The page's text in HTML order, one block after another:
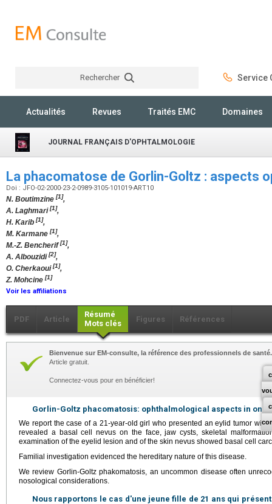
Rechercher Service
Actualités Revues Traités EMC Domaines
JOURNAL FRANÇAIS D'OPHTALMOLOGIE
La phacomatose de Gorlin-Goltz : aspects
Doi : JFO-02-2000-23-2-0989-3105-101019-ART10
N. Boutimzine [1],
A. Laghmari[1],
H. Karib [1],
M. Karmane [1],
M.-Z. Bencherif[1],
A. Albouzidi[2],
O. Cherkaoui[1],
Z. Mohcine [1]
Voir les affiliations
PDF Article
Résumé
Mots clés
Figures Références
Bienvenue sur EM-consulte, la référence des professionnels de santé.
Article gratuit.
Connectez-vous pour en bénéficier!
Gorlin-Goltz phacomatosis: ophthalmological aspects in one
We report the case of a 21-year-old girl who presented an eylid tumor with
revealed a basal cell nevus on the face, jaw cysts, skeletal
examination of the eyelid lesion and of the skin nevus showed basal cell
Familial investigation evidenced the hereditary nature of this disease.
We review Gorlin-Goltz phakomatosis, an uncommon disease often
nosological considerations.
Nous rapportons le cas d'une jeune fille de 21 ans qui